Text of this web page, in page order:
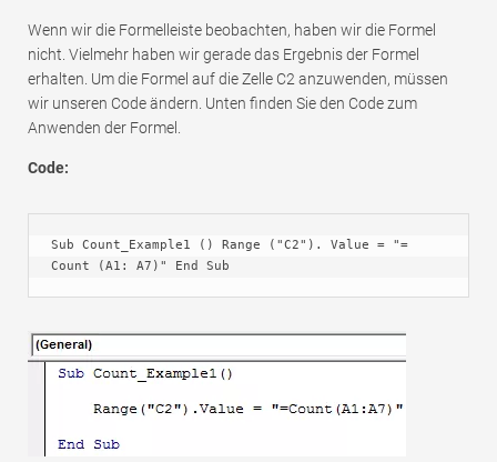
Wenn wir die Formelleiste beobachten, haben wir die Formel
nicht. Vielmehr haben wir gerade das Ergebnis der Formel
erhalten. Um die Formel auf die Zelle C2 anzuwenden, müssen
wir unseren Code ändern. Unten finden Sie den Code zum
Anwenden der Formel.
Code:
Sub Count_Example1 () Range ("C2"). Value = "=
Count (A1: A7)" End Sub